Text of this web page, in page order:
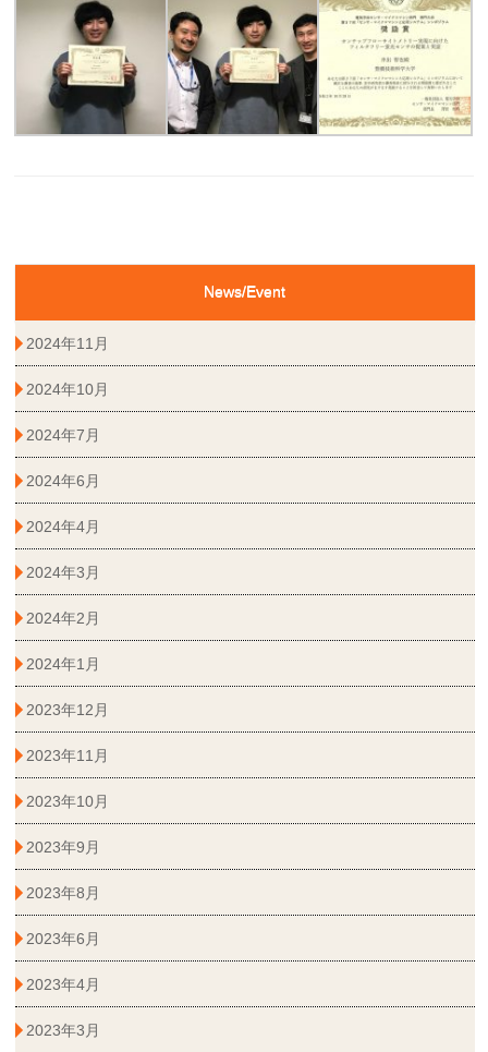
News/Event
2024年11月
2024年10月
2024年7月
2024年6月
2024年4月
2024年3月
2024年2月
2024年1月
2023年12月
2023年11月
2023年10月
2023年9月
2023年8月
2023年6月
2023年4月
2023年3月